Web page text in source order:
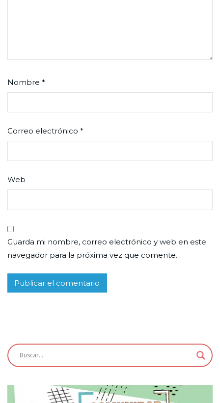
Nombre *
Correo electrónico *
Web
Guarda mi nombre, correo electrónico y web en este
navegador para la próxima vez que comente.